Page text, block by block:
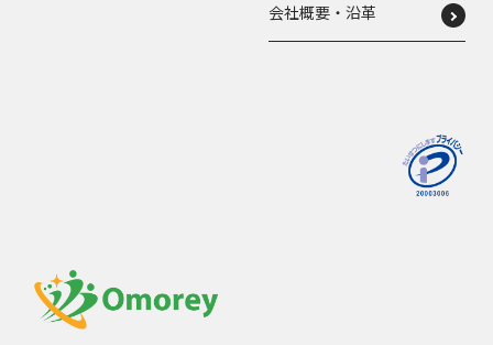
会社概要・沿革